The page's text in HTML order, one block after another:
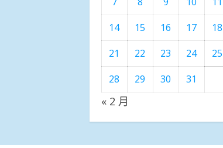
14
15 16 17 18
21
22 23 24 25
28
29 30 31
« 2 月